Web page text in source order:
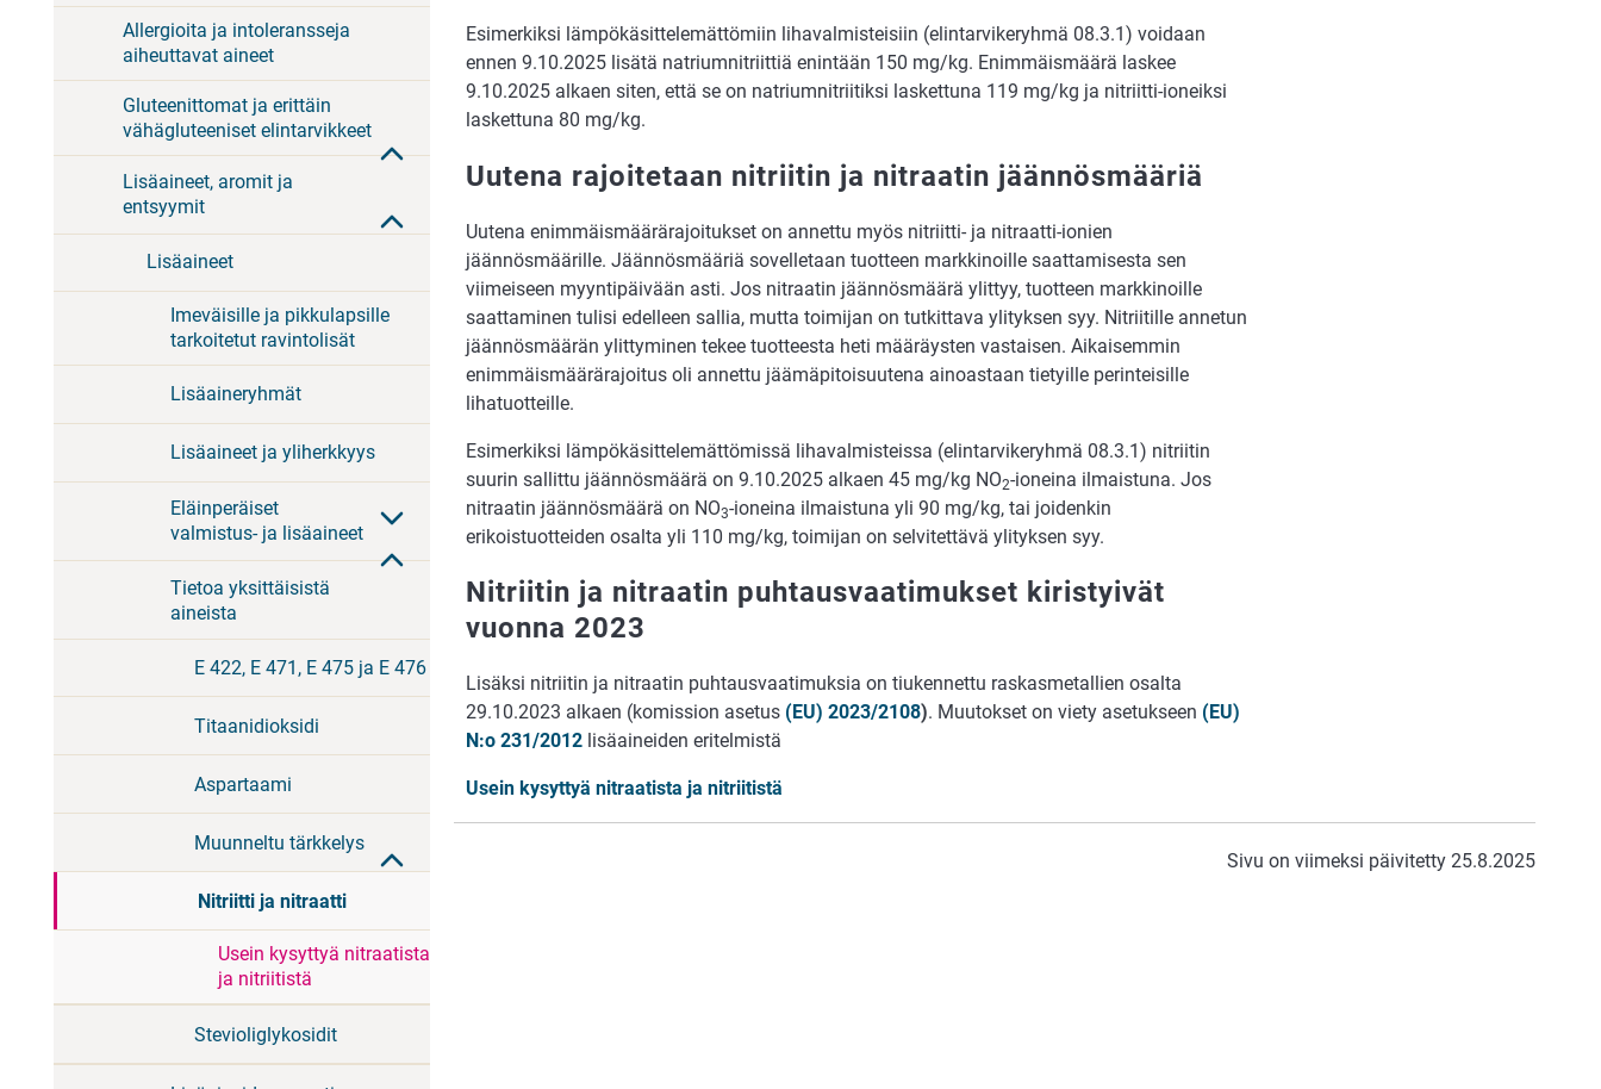
Allergioita ja intoleransseja
aiheuttavat aineet
Gluteenittomat ja erittäin
vähägluteeniset elintarvikkeet
Lisäaineet, aromit ja
entsyymit
Lisäaineet
Imeväisille ja pikkulapsille
tarkoitetut ravintolisät
Lisäaineryhmät
Lisäaineet ja yliherkkyys
Eläinperäiset
valmistus- ja lisäaineet
Tietoa yksittäisistä
aineista
E 422, E 471, E 475 ja E 476
Titaanidioksidi
Aspartaami
Muunneltu tärkkelys
Nitriitti ja nitraatti
Usein kysyttyä nitraatista
ja nitriitistä
Stevioliglykosidit
Esimerkiksi lämpökäsittelemättömiin lihavalmisteisiin (elintarvikeryhmä 08.3.1) voidaan
ennen 9.10.2025 lisätä natriumnitriittiä enintään 150 mg/kg. Enimmäismäärä laskee
9.10.2025 alkaen siten, että se on natriumnitriitiksi laskettuna 119 mg/kg ja nitriitti-ioneiksi
laskettuna 80 mg/kg.
Uutena rajoitetaan nitriitin ja nitraatin jäännösmääriä
Uutena enimmäismäärärajoitukset on annettu myös nitriitti- ja nitraatti-ionien
jäännösmäärille. Jäännösmääriä sovelletaan tuotteen markkinoille saattamisesta sen
viimeiseen myyntipäivään asti. Jos nitraatin jäännösmäärä ylittyy, tuotteen markkinoille
saattaminen tulisi edelleen sallia, mutta toimijan on tutkittava ylityksen syy. Nitriitille annetun
jäännösmäärän ylittyminen tekee tuotteesta heti määräysten vastaisen. Aikaisemmin
enimmäismäärärajoitus oli annettu jäämäpitoisuutena ainoastaan tietyille perinteisille
lihatuotteille.
Esimerkiksi lämpökäsittelemättömissä lihavalmisteissa (elintarvikeryhmä 08.3.1) nitriitin
suurin sallittu jäännösmäärä on 9.10.2025 alkaen 45 mg/kg NO2-ioneina ilmaistuna. Jos
nitraatin jäännösmäärä on NO3-ioneina ilmaistuna yli 90 mg/kg, tai joidenkin
erikoistuotteiden osalta yli 110 mg/kg, toimijan on selvitettävä ylityksen syy.
Nitriitin ja nitraatin puhtausvaatimukset kiristyivät
vuonna 2023
Lisäksi nitriitin ja nitraatin puhtausvaatimuksia on tiukennettu raskasmetallien osalta
29.10.2023 alkaen (komission asetus (EU) 2023/2108). Muutokset on viety asetukseen (EU)
N:o 231/2012 lisäaineiden eritelmistä
Usein kysyttyä nitraatista ja nitriitistä
Sivu on viimeksi päivitetty 25.8.2025